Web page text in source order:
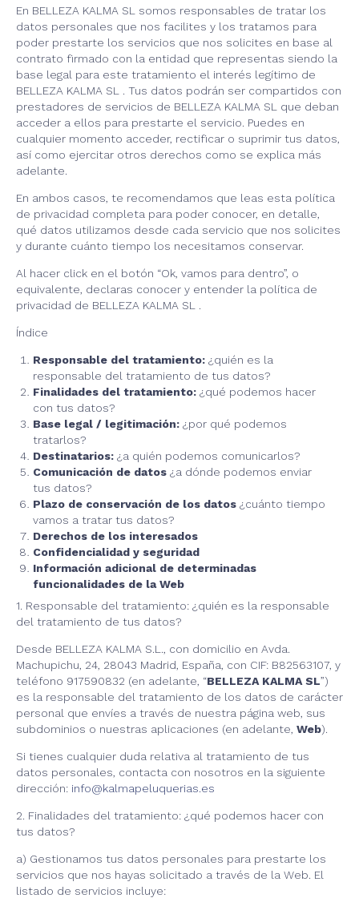
En BELLEZA KALMA SL somos responsables de tratar los
datos personales que nos facilites y los tratamos para
poder prestarte los servicios que nos solicites en base al
contrato firmado con la entidad que representas siendo la
base legal para este tratamiento el interés legítimo de
BELLEZA KALMA SL . Tus datos podrán ser compartidos con
prestadores de servicios de BELLEZA KALMA SL que deban
acceder a ellos para prestarte el servicio. Puedes en
cualquier momento acceder, rectificar o suprimir tus datos,
así como ejercitar otros derechos como se explica más
adelante.
En ambos casos, te recomendamos que leas esta política
de privacidad completa para poder conocer, en detalle,
qué datos utilizamos desde cada servicio que nos solicites
y durante cuánto tiempo los necesitamos conservar.
Al hacer click en el botón “Ok, vamos para dentro”, o
equivalente, declaras conocer y entender la política de
privacidad de BELLEZA KALMA SL .
Índice
Responsable del tratamiento: ¿quién es la
responsable del tratamiento de tus datos?
Finalidades del tratamiento: ¿qué podemos hacer
con tus datos?
Base legal / legitimación: ¿por qué podemos
tratarlos?
Destinatarios: ¿a quién podemos comunicarlos?
Comunicación de datos ¿a dónde podemos enviar
tus datos?
Plazo de conservación de los datos ¿cuánto tiempo
vamos a tratar tus datos?
Derechos de los interesados
Confidencialidad y seguridad
Información adicional de determinadas
funcionalidades de la Web
1. Responsable del tratamiento: ¿quién es la responsable
del tratamiento de tus datos?
Desde BELLEZA KALMA S.L., con domicilio en Avda.
Machupichu, 24, 28043 Madrid, España, con CIF: B82563107, y
teléfono 917590832 (en adelante, “BELLEZA KALMA SL”)
es la responsable del tratamiento de los datos de carácter
personal que envíes a través de nuestra página web, sus
subdominios o nuestras aplicaciones (en adelante, Web).
Si tienes cualquier duda relativa al tratamiento de tus
datos personales, contacta con nosotros en la siguiente
dirección: info@kalmapeluquerias.es
2. Finalidades del tratamiento: ¿qué podemos hacer con
tus datos?
a) Gestionamos tus datos personales para prestarte los
servicios que nos hayas solicitado a través de la Web. El
listado de servicios incluye: